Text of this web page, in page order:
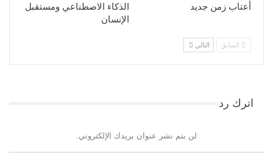
الذكاء الاصطناعي ومستقبل
الإنسان
أعتاب زمن جديد
السابق التالي
اترك رد
لن يتم نشر عنوان بريدك الإلكتروني.